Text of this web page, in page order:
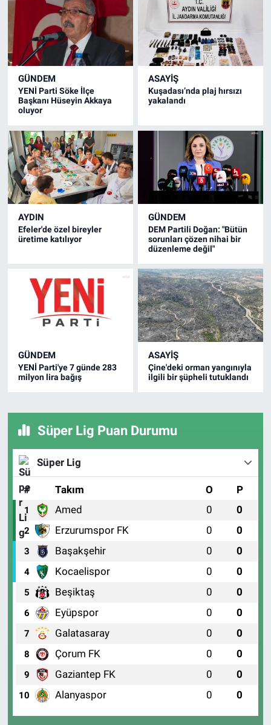
GÜNDEM
YENİ Parti Söke İlçe
Başkanı Hüseyin Akkaya
oluyor
ASAYİŞ
Kuşadası’nda plaj hırsızı
yakalandı
AYDIN
Efeler'de özel bireyler
üretime katılıyor
GÜNDEM
DEM Partili Doğan: "Bütün
sorunları çözen nihai bir
düzenleme değil"
GÜNDEM
YENİ Parti'ye 7 günde 283
milyon lira bağış
ASAYİŞ
Çine'deki orman yangınıyla
ilgili bir şüpheli tutuklandı
Süper Lig Puan Durumu
Süper Lig
# Takım O P
1 Amed 0 0
2 Erzurumspor FK 0 0
3 Başakşehir 0 0
4 Kocaelispor 0 0
5 Beşiktaş 0 0
6 Eyüpspor 0 0
7 Galatasaray 0 0
8 Çorum FK 0 0
9 Gaziantep FK 0 0
10 Alanyaspor 0 0